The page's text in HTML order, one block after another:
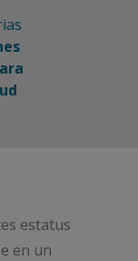
estatus
en un